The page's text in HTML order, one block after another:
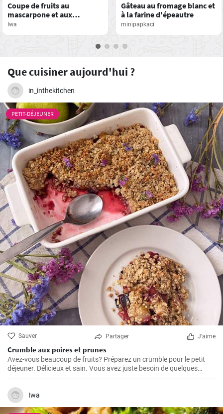
Coupe de fruits au
mascarpone et aux
framboises
Iwa
Gâteau au fromage blanc et
à la farine d'épeautre
minipapkaci
Que cuisiner aujourd'hui ?
in_inthekitchen
PETIT-DÉJEUNER
Sauver Partager J'aime
Crumble aux poires et prunes
Avez-vous beaucoup de fruits? Préparez un crumble pour le petit
déjeuner. Délicieux et sain. Vous avez juste besoin de quelques
ingrédients et c'est prêt en un instant.
Iwa